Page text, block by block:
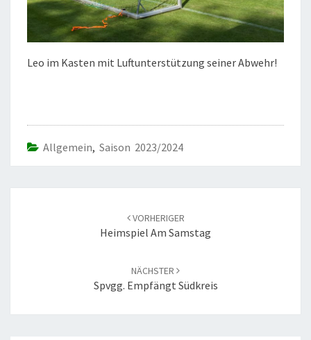
Leo im Kasten mit Luftunterstützung seiner Abwehr!
Allgemein, Saison 2023/2024
VORHERIGER
Heimspiel Am Samstag
NÄCHSTER
Spvgg. Empfängt Südkreis